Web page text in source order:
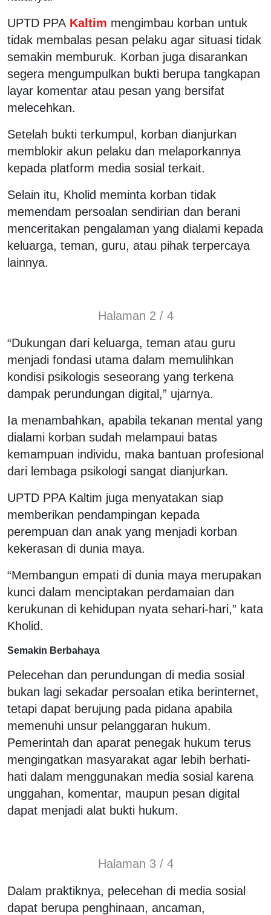
UPTD PPA Kaltim mengimbau korban untuk
tidak membalas pesan pelaku agar situasi tidak
semakin memburuk. Korban juga disarankan
segera mengumpulkan bukti berupa tangkapan
layar komentar atau pesan yang bersifat
melecehkan.
Setelah bukti terkumpul, korban dianjurkan
memblokir akun pelaku dan melaporkannya
kepada platform media sosial terkait.
Selain itu, Kholid meminta korban tidak
memendam persoalan sendirian dan berani
menceritakan pengalaman yang dialami kepada
keluarga, teman, guru, atau pihak terpercaya
lainnya.
Halaman 2 / 4
“Dukungan dari keluarga, teman atau guru
menjadi fondasi utama dalam memulihkan
kondisi psikologis seseorang yang terkena
dampak perundungan digital,” ujarnya.
Ia menambahkan, apabila tekanan mental yang
dialami korban sudah melampaui batas
kemampuan individu, maka bantuan profesional
dari lembaga psikologi sangat dianjurkan.
UPTD PPA Kaltim juga menyatakan siap
memberikan pendampingan kepada
perempuan dan anak yang menjadi korban
kekerasan di dunia maya.
“Membangun empati di dunia maya merupakan
kunci dalam menciptakan perdamaian dan
kerukunan di kehidupan nyata sehari-hari,” kata
Kholid.
Semakin Berbahaya
Pelecehan dan perundungan di media sosial
bukan lagi sekadar persoalan etika berinternet,
tetapi dapat berujung pada pidana apabila
memenuhi unsur pelanggaran hukum.
Pemerintah dan aparat penegak hukum terus
mengingatkan masyarakat agar lebih berhati-
hati dalam menggunakan media sosial karena
unggahan, komentar, maupun pesan digital
dapat menjadi alat bukti hukum.
Halaman 3 / 4
Dalam praktiknya, pelecehan di media sosial
dapat berupa penghinaan, ancaman,